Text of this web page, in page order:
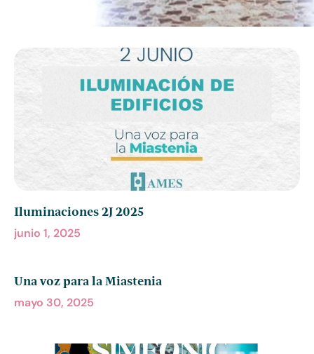
Iluminaciones 2J 2025
junio 1, 2025
Una voz para la Miastenia
mayo 30, 2025